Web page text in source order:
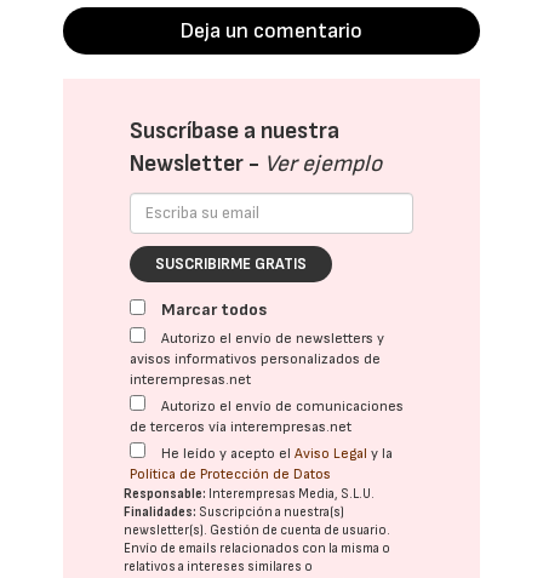
Deja un comentario
Suscríbase a nuestra
Newsletter - Ver ejemplo
SUSCRIBIRME GRATIS
Marcar todos
Autorizo el envío de newsletters y
avisos informativos personalizados de
interempresas.net
Autorizo el envío de comunicaciones
de terceros vía interempresas.net
He leído y acepto elAviso Legal y la
Política de Protección de Datos
Responsable: Interempresas Media, S.L.U.
Finalidades: Suscripción a nuestra(s)
newsletter(s). Gestión de cuenta de usuario.
Envío de emails relacionados con la misma o
relativos a intereses similares o